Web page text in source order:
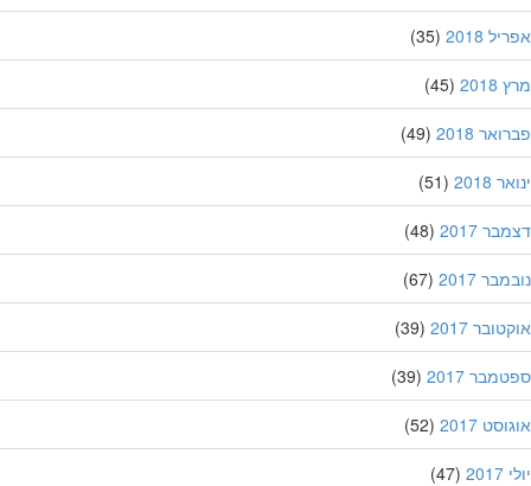
2018
(35)
(45)
2018
(49)
2018
(51)
2017
(48)
2017
(67)
2017
(39)
2017
(39)
2017
(52)
(47)